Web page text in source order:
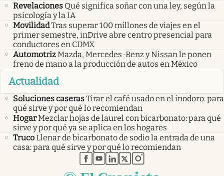
Revelaciones Qué significa soñar con una ley, según la
psicología y la IA
MovilidadTras superar 100 millones de viajes en el
primer semestre, inDrive abre centro presencial para
conductores en CDMX
AutomotrizMazda, Mercedes-Benz y Nissan le ponen
freno de mano a la producción de autos en México
Actualidad
Soluciones caserasTirar el café usado en el inodoro: para
qué sirve y por qué lo recomiendan
HogarMezclar hojas de laurel con bicarbonato: para qué
sirve y por qué ya se aplica en los hogares
TrucoLlenar de bicarbonato de sodio la entrada de una
casa: para qué sirve y por qué lo recomiendan
abre en nueva pestaña
abre en nueva pestaña
abre en nueva pestaña
abre en nueva pestaña
abre en nueva pestaña